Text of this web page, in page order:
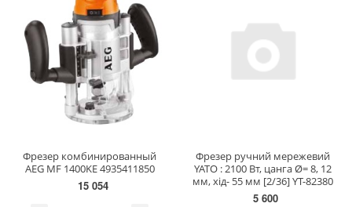
Фрезер комбинированный
AEG MF 1400KE 4935411850
15 054
Фрезер ручний мережевий
YATO : 2100 Вт, цанга Ø= 8, 12
мм, хід- 55 мм [2/36] YT-82380
5 600